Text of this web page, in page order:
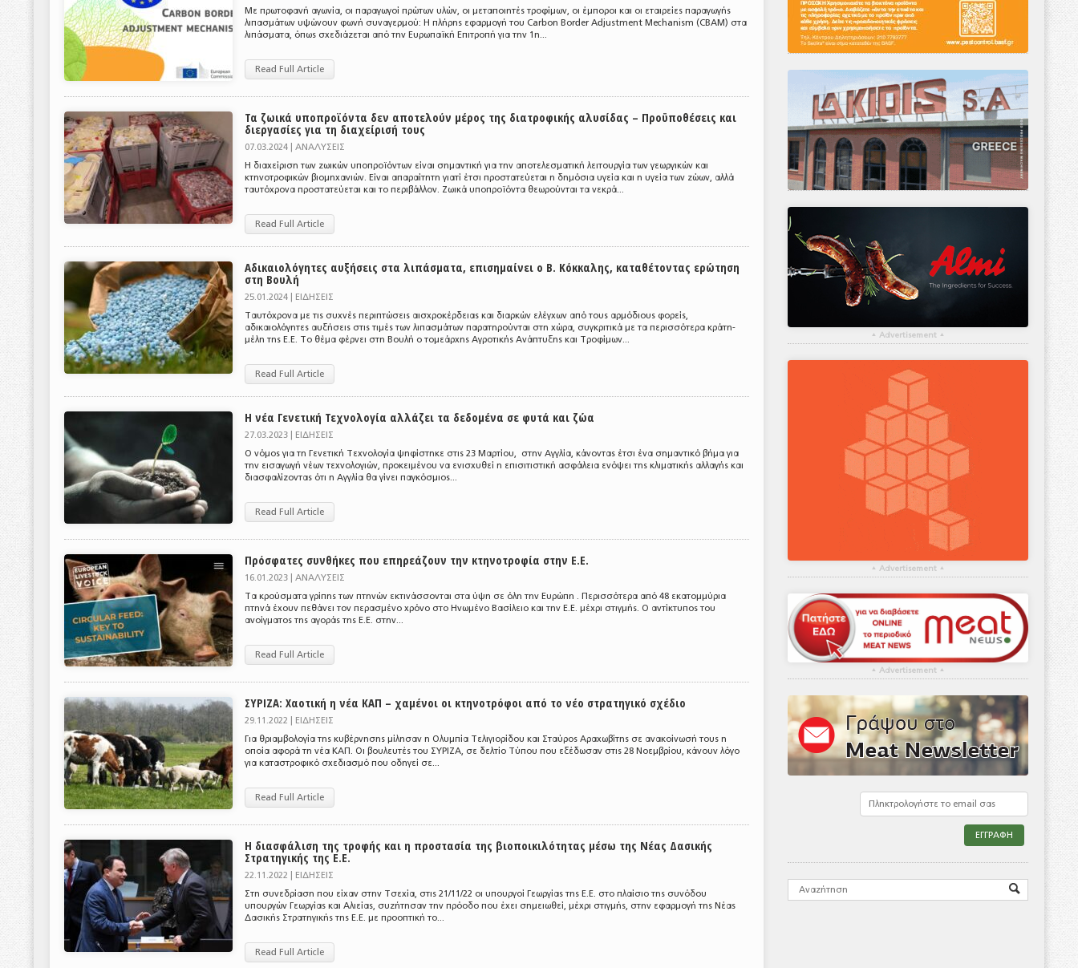
Με πρωτοφανή αγωνία, οι παραγωγοί πρώτων υλών, οι μεταποιητές τροφίμων, οι έμποροι και οι εταιρείες παραγωγής
λιπασμάτων υψώνουν φωνή συναγερμού: Η πλήρης εφαρμογή του Carbon Border Adjustment Mechanism (CBAM) στα
λιπάσματα, όπως σχεδιάζεται από την Ευρωπαϊκή Επιτροπή για την 1η...
Read Full Article
Τα ζωικά υποπροϊόντα δεν αποτελούν μέρος της διατροφικής αλυσίδας – Προϋποθέσεις και
διεργασίες για τη διαχείρισή τους
07.03.2024 | ΑΝΑΛΥΣΕΙΣ
Η διαχείριση των ζωικών υποπροϊόντων είναι σημαντική για την αποτελεσματική λειτουργία των γεωργικών και
κτηνοτροφικών βιομηχανιών. Είναι απαραίτητη γιατί έτσι προστατεύεται η δημόσια υγεία και η υγεία των ζώων, αλλά
ταυτόχρονα προστατεύεται και το περιβάλλον. Ζωικά υποπροϊόντα θεωρούνται τα νεκρά...
Read Full Article
Αδικαιολόγητες αυξήσεις στα λιπάσματα, επισημαίνει ο Β. Κόκκαλης, καταθέτοντας ερώτηση
στη Βουλή
25.01.2024 | ΕΙΔΗΣΕΙΣ
Ταυτόχρονα με τις συχνές περιπτώσεις αισχροκέρδειας και διαρκών ελέγχων από τους αρμόδιους φορείς,
αδικαιολόγητες αυξήσεις στις τιμές των λιπασμάτων παρατηρούνται στη χώρα, συγκριτικά με τα περισσότερα κράτη-
μέλη της Ε.Ε. Το θέμα φέρνει στη Βουλή ο τομεάρχης Αγροτικής Ανάπτυξης και Τροφίμων...
Read Full Article
Η νέα Γενετική Τεχνολογία αλλάζει τα δεδομένα σε φυτά και ζώα
27.03.2023 | ΕΙΔΗΣΕΙΣ
Ο νόμος για τη Γενετική Τεχνολογία ψηφίστηκε στις 23 Μαρτίου, στην Αγγλία, κάνοντας έτσι ένα σημαντικό βήμα για
την εισαγωγή νέων τεχνολογιών, προκειμένου να ενισχυθεί η επισιτιστική ασφάλεια ενόψει της κλιματικής αλλαγής και
διασφαλίζοντας ότι η Αγγλία θα γίνει παγκόσμιος...
Read Full Article
Πρόσφατες συνθήκες που επηρεάζουν την κτηνοτροφία στην Ε.Ε.
16.01.2023 | ΑΝΑΛΥΣΕΙΣ
Τα κρούσματα γρίπης των πτηνών εκτινάσσονται στα ύψη σε όλη την Ευρώπη . Περισσότερα από 48 εκατομμύρια
πτηνά έχουν πεθάνει τον περασμένο χρόνο στο Ηνωμένο Βασίλειο και την Ε.Ε. μέχρι στιγμής. Ο αντίκτυπος του
ανοίγματος της αγοράς της Ε.Ε. στην...
Read Full Article
ΣΥΡΙΖΑ: Χαοτική η νέα ΚΑΠ – χαμένοι οι κτηνοτρόφοι από το νέο στρατηγικό σχέδιο
29.11.2022 | ΕΙΔΗΣΕΙΣ
Για θριαμβολογία της κυβέρνησης μίλησαν η Ολυμπία Τελιγιορίδου και Σταύρος Αραχωβίτης σε ανακοίνωσή τους η
οποία αφορά τη νέα ΚΑΠ. Οι βουλευτές του ΣΥΡΙΖΑ, σε δελτίο Τύπου που εξέδωσαν στις 28 Νοεμβρίου, κάνουν λόγο
για καταστροφικό σχεδιασμό που οδηγεί σε...
Read Full Article
Η διασφάλιση της τροφής και η προστασία της βιοποικιλότητας μέσω της Νέας Δασικής
Στρατηγικής της Ε.Ε.
22.11.2022 | ΕΙΔΗΣΕΙΣ
Στη συνεδρίαση που είχαν στην Τσεχία, στις 21/11/22 οι υπουργοί Γεωργίας της Ε.Ε. στο πλαίσιο της συνόδου
υπουργών Γεωργίας και Αλιείας, συζήτησαν την πρόοδο που έχει σημειωθεί, μέχρι στιγμής, στην εφαρμογή της Νέας
Δασικής Στρατηγικής της Ε.Ε. με προοπτική το...
Read Full Article
▴ Advertisement ▴
▴ Advertisement ▴
▴ Advertisement ▴